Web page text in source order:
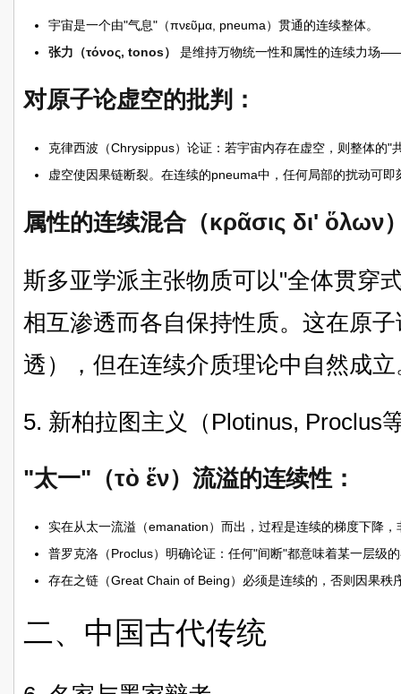
宇宙是一个由"气息"（πνεῦμα, pneuma）贯通的连续整体。
张力（τόνος, tonos）
是维持万物统一性和属性的连续力场——
对原子论虚空的批判：
克律西波（Chrysippus）论证：若宇宙内存在虚空，则整体
虚空使因果链断裂。在连续的pneuma中，任何局部的扰动可
属性的连续混合（κρᾶσις δι' ὅλων
斯多亚学派主张物质可以"全体贯
相互渗透而各自保持性质。这在原
透），但在连续介质理论中自然成立
5. 新柏拉图主义（Plotinus, Proclus
"太一"（τὸ ἕν）流溢的连续性：
实在从太一流溢（emanation）而出，过程是连续的梯度下降，
普罗克洛（Proclus）明确论证：任何"间断"都意味着某一层
存在之链（Great Chain of Being）必须是连续的，否则因果秩
二、中国古代传统